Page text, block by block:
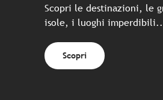
Scopri le destinazioni, le
isole, i luoghi
Scopri